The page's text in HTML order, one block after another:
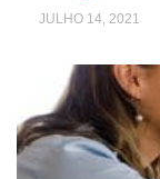
JULHO 14, 2021